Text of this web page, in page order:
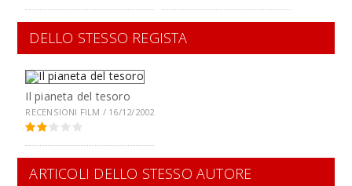
DELLO STESSO REGISTA
Il pianeta del tesoro
RECENSIONI FILM / 16/12/2002
ARTICOLI DELLO STESSO AUTORE